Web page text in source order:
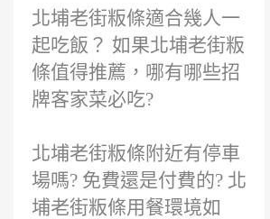
北埔老街粄條適合幾人一
起吃飯？ 如果北埔老街粄
條值得推薦，哪有哪些招
牌客家菜必吃?
北埔老街粄條附近有停車
場嗎? 免費還是付費的? 北
埔老街粄條用餐環境如